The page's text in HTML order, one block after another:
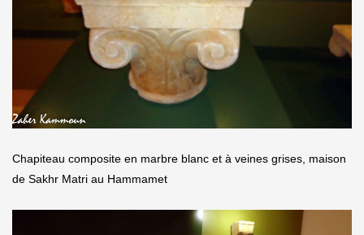
Chapiteau composite en marbre blanc et à veines grises, maison
de Sakhr Matri au Hammamet